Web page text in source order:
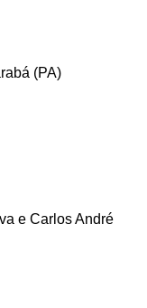
(PA)
e Carlos André